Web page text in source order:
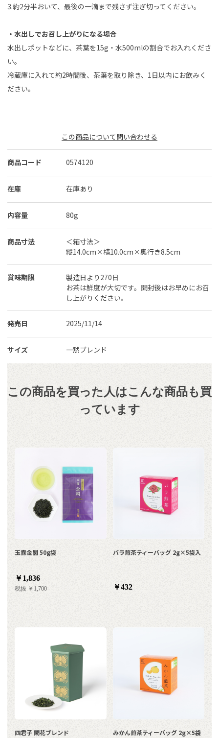
商品コード 0574120
発売日 2025/11/14
サイズ 一黙ブレンド
在庫 在庫あり
内容量 80g
商品寸法
＜箱寸法＞
縦14.0cm×横10.0cm×奥行き8.5cm
賞味期限
製造日より270日
お茶は鮮度が大切です。開封後はお早めにお召
し上がりください。
この商品を買った人はこんな商品も買
っています
玉露金閣 50g袋
￥1,836
税抜 ￥1,700
バラ煎茶ティーバッグ 2g×5袋入
￥432
四君子 閑花ブレンド
みかん煎茶ティーバッグ 2g×5袋
この商品について問い合わせる
3.約2分半おいて、最後の一滴まで残さず注ぎ切ってください。
・水出しでお召し上がりになる場合
水出しポットなどに、茶葉を15g・水500mlの割合でお入れくださ
い。
冷蔵庫に入れて約2時間後、茶葉を取り除き、1日以内にお飲みく
ださい。